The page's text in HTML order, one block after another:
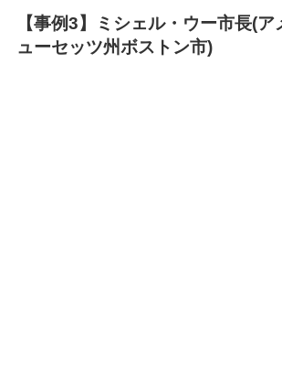
【事例3】ミシェル・ウー市長(
ューセッツ州ボストン市)